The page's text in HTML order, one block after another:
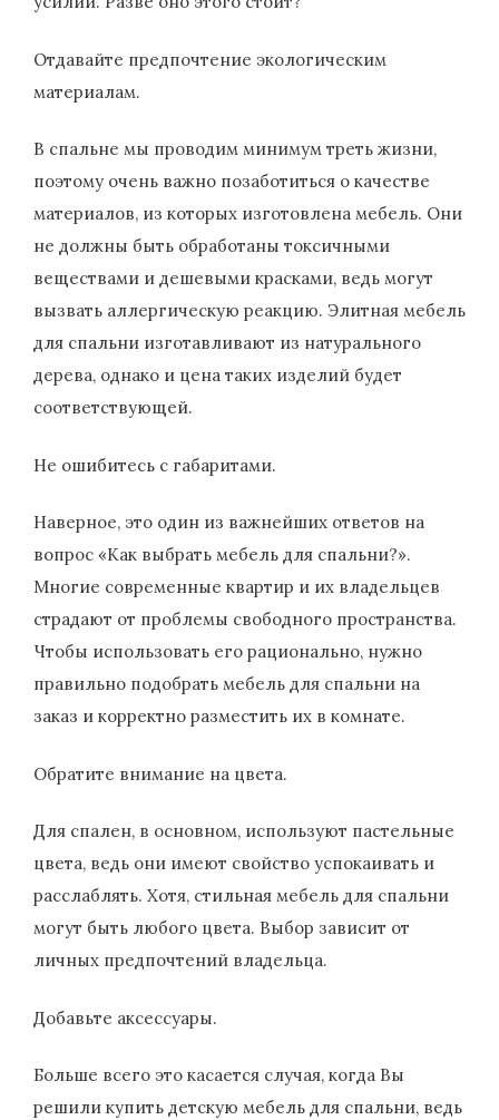
Отдавайте предпочтение экологическим
материалам.
В спальне мы проводим минимум треть жизни,
поэтому очень важно позаботиться о качестве
материалов, из которых изготовлена ​​мебель. Они
не должны быть обработаны токсичными
веществами и дешевыми красками, ведь могут
вызвать аллергическую реакцию. Элитная мебель
для спальни изготавливают из натурального
дерева, однако и цена таких изделий будет
соответствующей.
Не ошибитесь с габаритами.
Наверное, это один из важнейших ответов на
вопрос «Как выбрать мебель для спальни?».
Многие современные квартир и их владельцев
страдают от проблемы свободного пространства.
Чтобы использовать его рационально, нужно
правильно подобрать мебель для спальни на
заказ и корректно разместить их в комнате.
Обратите внимание на цвета.
Для спален, в основном, используют пастельные
цвета, ведь они имеют свойство успокаивать и
расслаблять. Хотя, стильная мебель для спальни
могут быть любого цвета. Выбор зависит от
личных предпочтений владельца.
Добавьте аксессуары.
Больше всего это касается случая, когда Вы
решили купить детскую мебель для спальни, ведь